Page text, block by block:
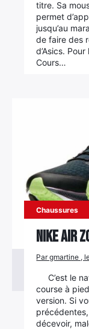
titre. Sa
permet
jusqu’au
de faire des
d’Asics.
Cours…
Chaussures
Nike Air
Par gmartine ,
C’est le
course à
version. Si
décevoir,